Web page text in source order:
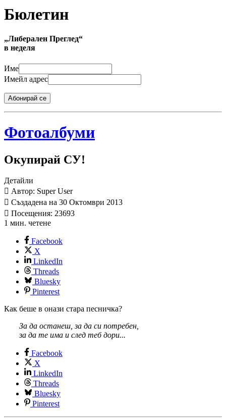
Бюлетин
„Либерален Преглед“
в неделя
Име
Имейл адрес
Абонирай се
Фотоалбуми
Окупирай СУ!
Детайли
Автор: Super User
Създадена на 30 Октомври 2013
Посещения: 23693
1 мин. четене
Facebook
X
LinkedIn
Threads
Bluesky
Pinterest
Как беше в онази стара песничка?
За да останеш, за да си потребен,
за да те има и след теб дори...
Facebook
X
LinkedIn
Threads
Bluesky
Pinterest